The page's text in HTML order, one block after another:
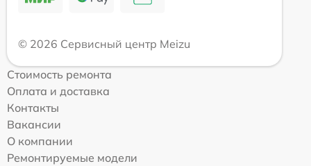
© 2026 Сервисный центр Meizu
Стоимость ремонта
Оплата и доставка
Контакты
Вакансии
О компании
Ремонтируемые модели